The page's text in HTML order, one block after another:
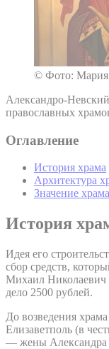
© Фото: Мария
Александро-
православных
Оглавление
История храма
Архитектура
Значение храма
История
Идея его
сбор средств,
Михаил Николаевич
дело 2500 рублей.
До возведения
Елизаветполь (в
— жены Александра